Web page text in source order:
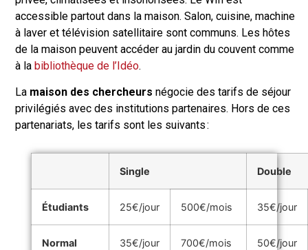
accessible partout dans la maison. Salon, cuisine, machine
à laver et télévision satellitaire sont communs. Les hôtes
de la maison peuvent accéder au jardin du couvent comme
à labibliothèque de l’Idéo.
La maison des chercheurs négocie des tarifs de séjour
privilégiés avec des institutions partenaires. Hors de ces
partenariats, les tarifs sont les suivants :
Single Double
Étudiants 25€/jour 500€/mois 35€/jour
Normal 35€/jour 700€/mois 50€/jour